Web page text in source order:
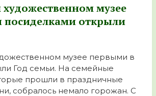
музее
открыли
музее первыми в
Год семьи. На семейные
прошли в праздничные
собралось немало горожан. С